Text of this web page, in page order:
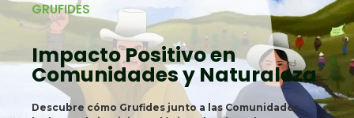
GRUFIDES
Impacto Positivo en
Comunidades y Naturaleza
Descubre cómo Grufides junto a las Comunidades